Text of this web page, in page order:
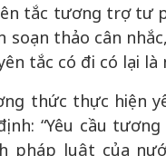
tắc tương trợ tư
soạn thảo cân
tắc có đi có lại
thức thực hiện
“Yêu cầu
pháp luật của